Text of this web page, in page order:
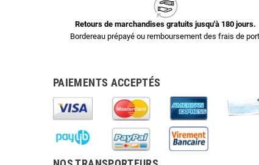
Retours de marchandises gratuits jusqu'à 180 jours.
Bordereau prépayé ou remboursement des frais de
PAIEMENTS ACCEPTÉS